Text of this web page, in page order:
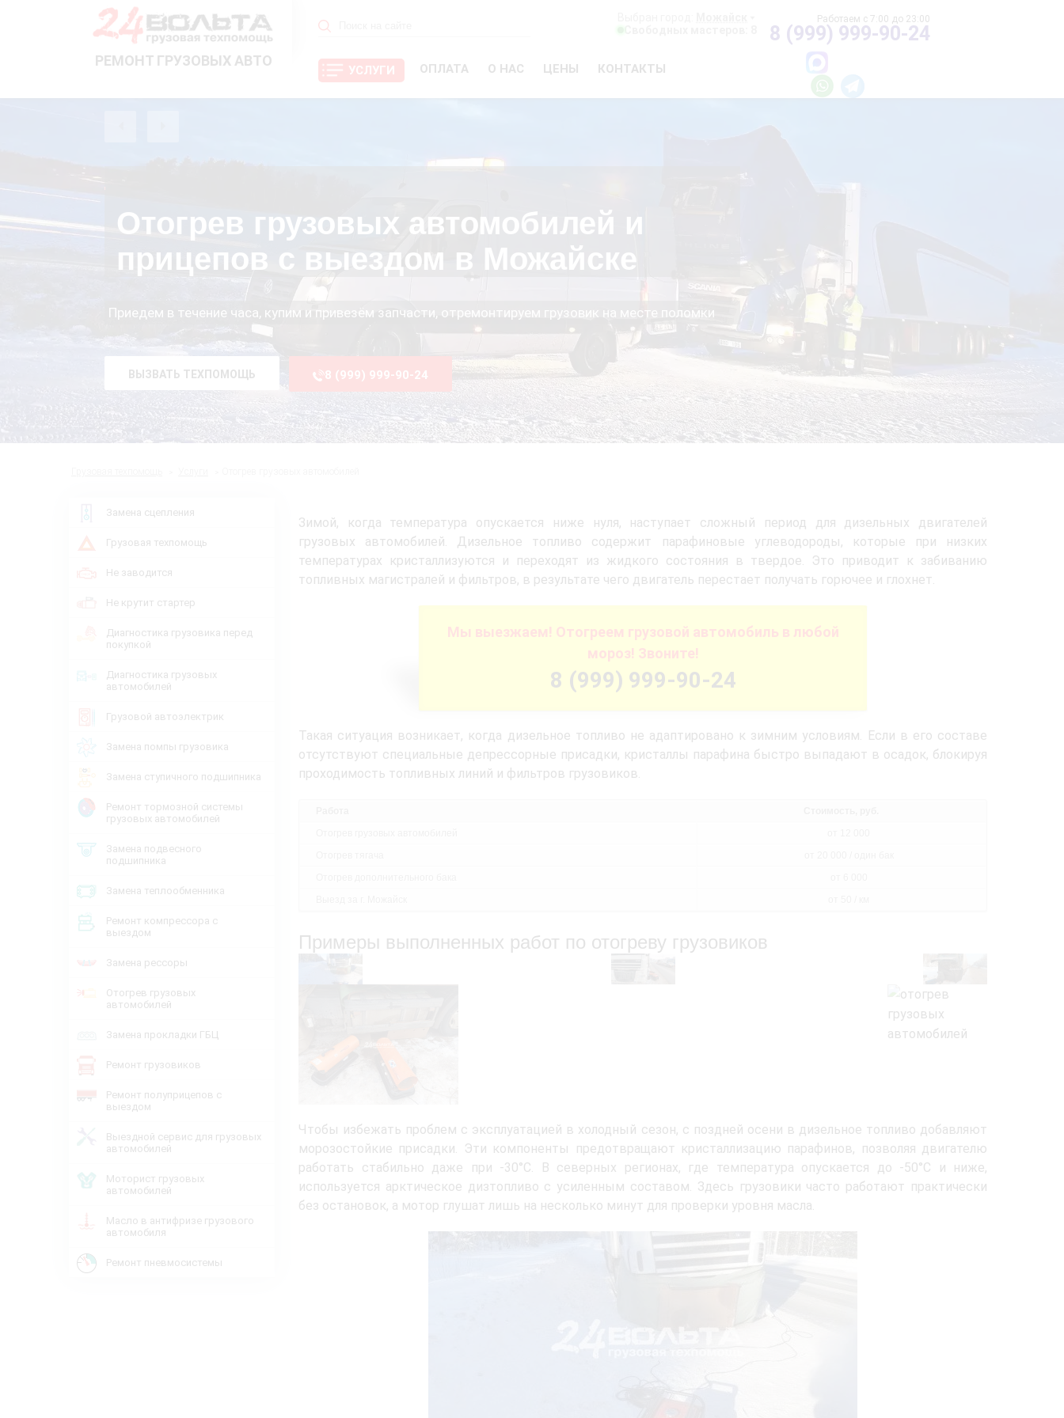
РЕМОНТ ГРУЗОВЫХ АВТО
УСЛУГИ ОПЛАТА О НАС ЦЕНЫ КОНТАКТЫ
8 (999) 999-90-24
Отогрев грузовых автомобилей и
прицепов с выездом в Можайске
Приедем в течение часа, купим и привезём запчасти, отремонтируем грузовик на месте поломки
ВЫЗВАТЬ ТЕХПОМОЩЬ 8 (999) 999-90-24
Замена сцепления
Грузовая техпомощь
Не заводится
Не крутит стартер
Диагностика грузовика перед
покупкой
Диагностика грузовых
автомобилей
Грузовой автоэлектрик
Замена помпы грузовика
Замена ступичного подшипника
Ремонт тормозной системы
грузовых автомобилей
Замена подвесного
подшипника
Замена теплообменника
Ремонт компрессора с
выездом
Замена рессоры
Отогрев грузовых
автомобилей
Замена прокладки ГБЦ
Ремонт грузовиков
Ремонт полуприцепов с
выездом
Выездной сервис для грузовых
автомобилей
Моторист грузовых
автомобилей
Масло в антифризе грузового
автомобиля
Ремонт пневмосистемы
Зимой, когда температура опускается ниже нуля, наступает сложный период для дизельных двигателей
грузовых автомобилей. Дизельное топливо содержит парафиновые углеводороды, которые при низких
температурах кристаллизуются и переходят из жидкого состояния в твердое. Это приводит к забиванию
топливных магистралей и фильтров, в результате чего двигатель перестает получать горючее и глохнет.
Мы выезжаем! Отогреем грузовой автомобиль в любой
мороз! Звоните!
8 (999) 999-90-24
Такая ситуация возникает, когда дизельное топливо не адаптировано к зимним условиям. Если в его составе
отсутствуют специальные депрессорные присадки, кристаллы парафина быстро выпадают в осадок, блокируя
проходимость топливных линий и фильтров грузовиков.
Примеры выполненных работ по отогреву грузовиков
Чтобы избежать проблем с эксплуатацией в холодный сезон, с поздней осени в дизельное топливо добавляют
морозостойкие присадки. Эти компоненты предотвращают кристаллизацию парафинов, позволяя двигателю
работать стабильно даже при -30°C. В северных регионах, где температура опускается до -50°C и ниже,
используется арктическое дизтопливо с усиленным составом. Здесь грузовики часто работают практически
без остановок, а мотор глушат лишь на несколько минут для проверки уровня масла.